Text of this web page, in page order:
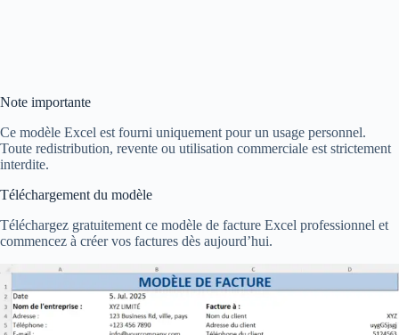
Note importante
Ce modèle Excel est fourni uniquement pour un usage personnel.
Toute redistribution, revente ou utilisation commerciale est strictement
interdite.
Téléchargement du modèle
Téléchargez gratuitement ce modèle de facture Excel professionnel et
commencez à créer vos factures dès aujourd’hui.